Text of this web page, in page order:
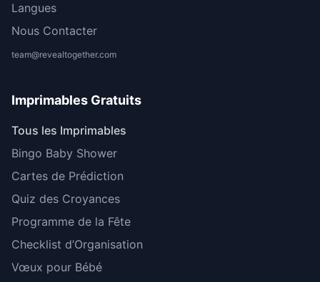
Langues
Nous Contacter
team@revealtogether.com
Imprimables Gratuits
Tous les Imprimables
Bingo Baby Shower
Cartes de Prédiction
Quiz des Croyances
Programme de la Fête
Checklist d’Organisation
Vœux pour Bébé